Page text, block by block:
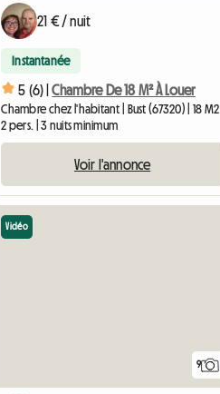
21 € / nuit
Instantanée
5 (6) | Chambre De 18 M² À Louer
Chambre chez l'habitant | Bust (67320) | 18 M2
2 pers. | 3 nuits minimum
Voir l'annonce
9
Vidéo